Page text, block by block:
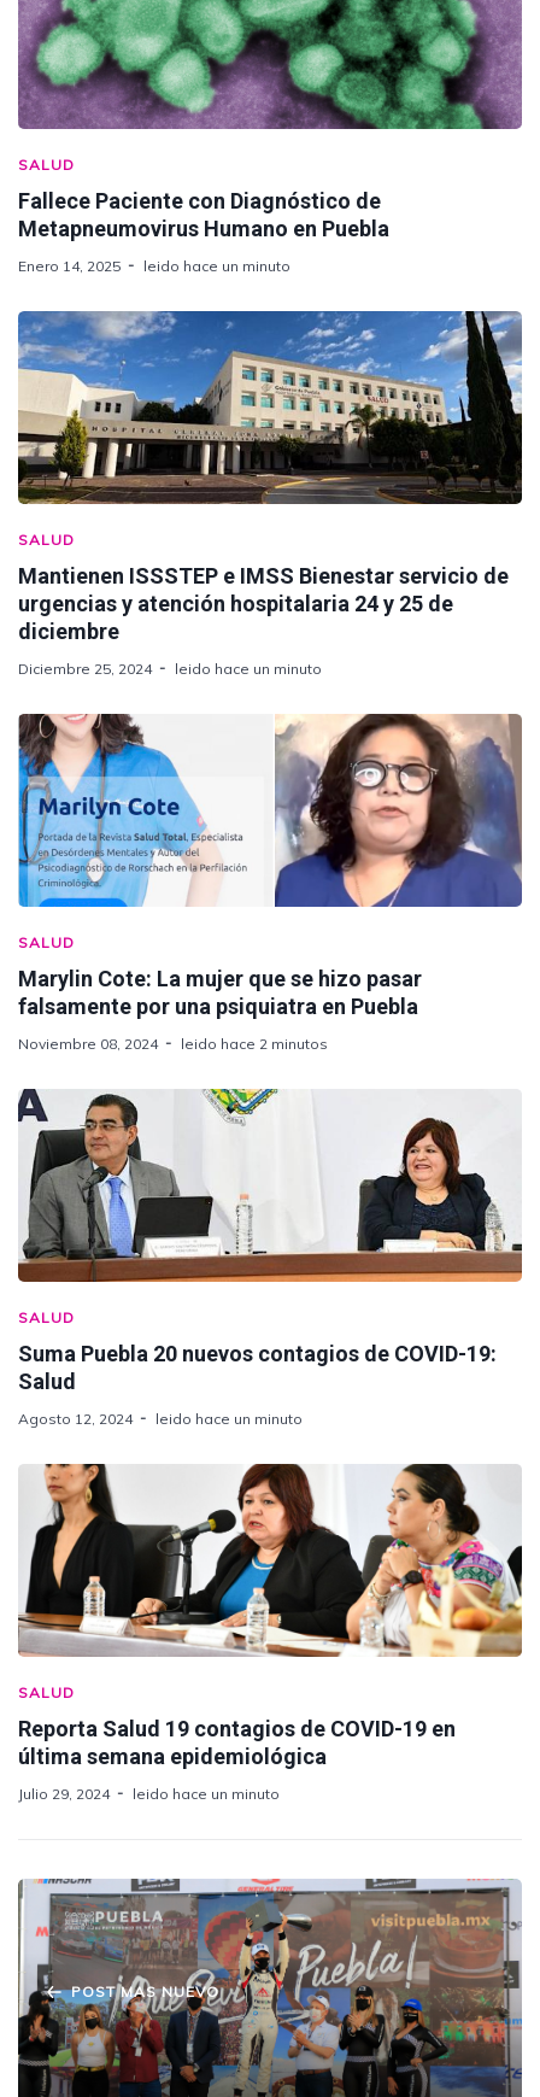
SALUD
Fallece Paciente con Diagnóstico de
Metapneumovirus Humano en Puebla
Enero 14, 2025 leido hace un minuto
SALUD
Mantienen ISSSTEP e IMSS Bienestar servicio de
urgencias y atención hospitalaria 24 y 25 de
diciembre
Diciembre 25, 2024 leido hace un minuto
SALUD
Marylin Cote: La mujer que se hizo pasar
falsamente por una psiquiatra en Puebla
Noviembre 08, 2024 leido hace 2 minutos
SALUD
Suma Puebla 20 nuevos contagios de COVID-19:
Salud
Agosto 12, 2024 leido hace un minuto
SALUD
Reporta Salud 19 contagios de COVID-19 en
última semana epidemiológica
Julio 29, 2024 leido hace un minuto
POST MAS NUEVO
Más de 23 mil poblanos disfrutaron la
velocidad de Nascar Peak